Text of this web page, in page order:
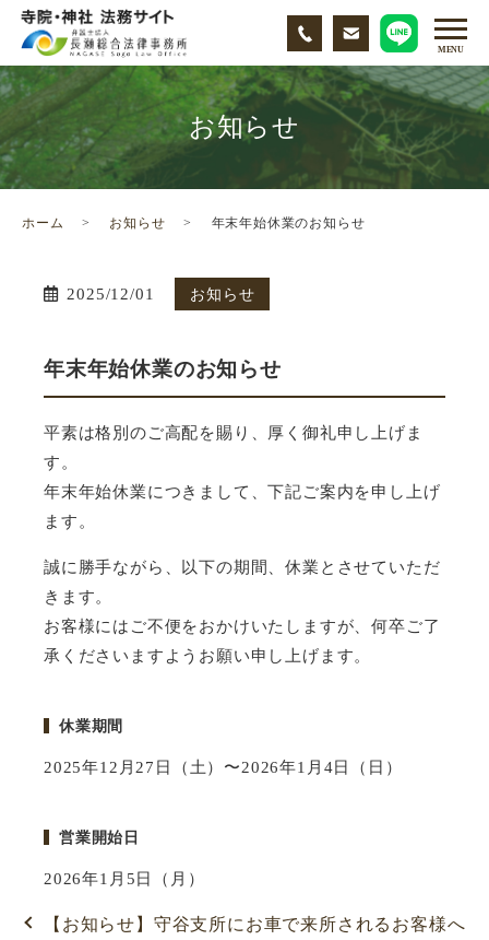
お知らせ
ホーム お知らせ 年末年始休業のお知らせ
2025/12/01 お知らせ
年末年始休業のお知らせ
平素は格別のご高配を賜り、厚く御礼申し上げま
す。
年末年始休業につきまして、下記ご案内を申し上げ
ます。
誠に勝手ながら、以下の期間、休業とさせていただ
きます。
お客様にはご不便をおかけいたしますが、何卒ご了
承くださいますようお願い申し上げます。
休業期間
2025年12月27日（土）〜2026年1月4日（日）
営業開始日
2026年1月5日（月）
【お知らせ】守谷支所にお車で来所されるお客様へ